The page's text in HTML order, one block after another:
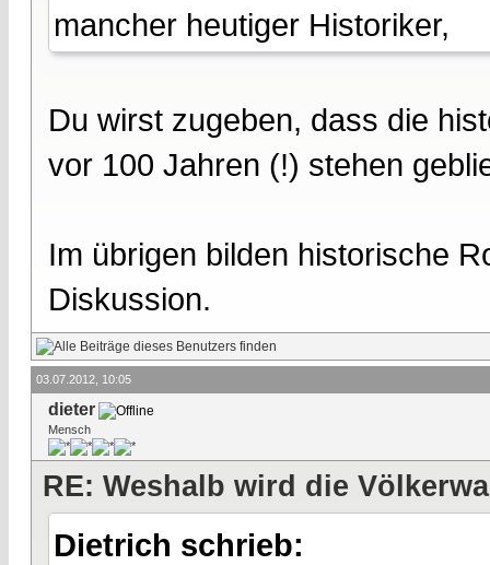
mancher heutiger Historiker,
Du wirst zugeben, dass die
vor 100 Jahren (!) stehen
Im übrigen bilden historische
Diskussion.
03.07.2012, 10:05
dieter
Mensch
RE: Weshalb wird die
Dietrich schrieb: